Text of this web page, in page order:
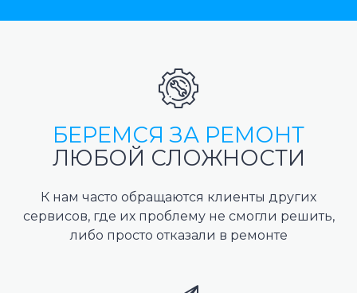
БЕРЕМСЯ ЗА РЕМОНТ
ЛЮБОЙ СЛОЖНОСТИ
К нам часто обращаются клиенты других
сервисов, где их проблему не смогли решить,
либо просто отказали в ремонте